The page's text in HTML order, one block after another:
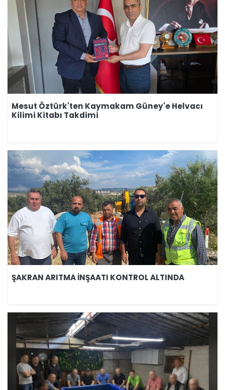
Mesut Öztürk'ten Kaymakam Güney'e Helvacı
Kilimi Kitabı Takdimi
ŞAKRAN ARITMA İNŞAATI KONTROL ALTINDA